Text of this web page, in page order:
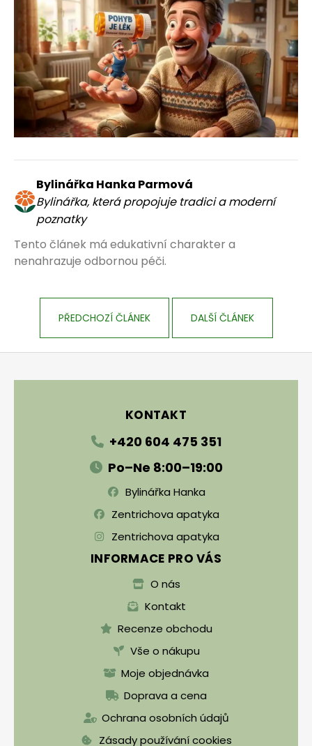
Bylinářka Hanka Parmová
Bylinářka, která propojuje tradici a moderní
poznatky
Tento článek má edukativní charakter a
nenahrazuje odbornou péči.
PŘEDCHOZÍ ČLÁNEK DALŠÍ ČLÁNEK
KONTAKT
+420 604 475 351
Po–Ne 8:00–19:00
Bylinářka Hanka
Zentrichova apatyka
Zentrichova apatyka
INFORMACE PRO VÁS
O nás
Kontakt
Recenze obchodu
Vše o nákupu
Moje objednávka
Doprava a cena
Ochrana osobních údajů
Zásady používání cookies